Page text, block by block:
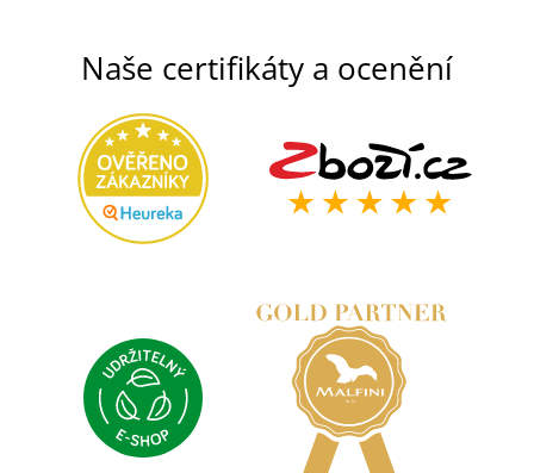
Naše certifikáty a ocenění